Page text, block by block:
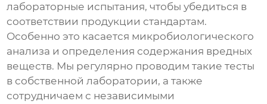
лабораторные испытания, чтобы убедиться в
соответствии продукции стандартам.
Особенно это касается микробиологического
анализа и определения содержания вредных
веществ. Мы регулярно проводим такие тесты
в собственной лаборатории, а также
сотрудничаем с независимыми